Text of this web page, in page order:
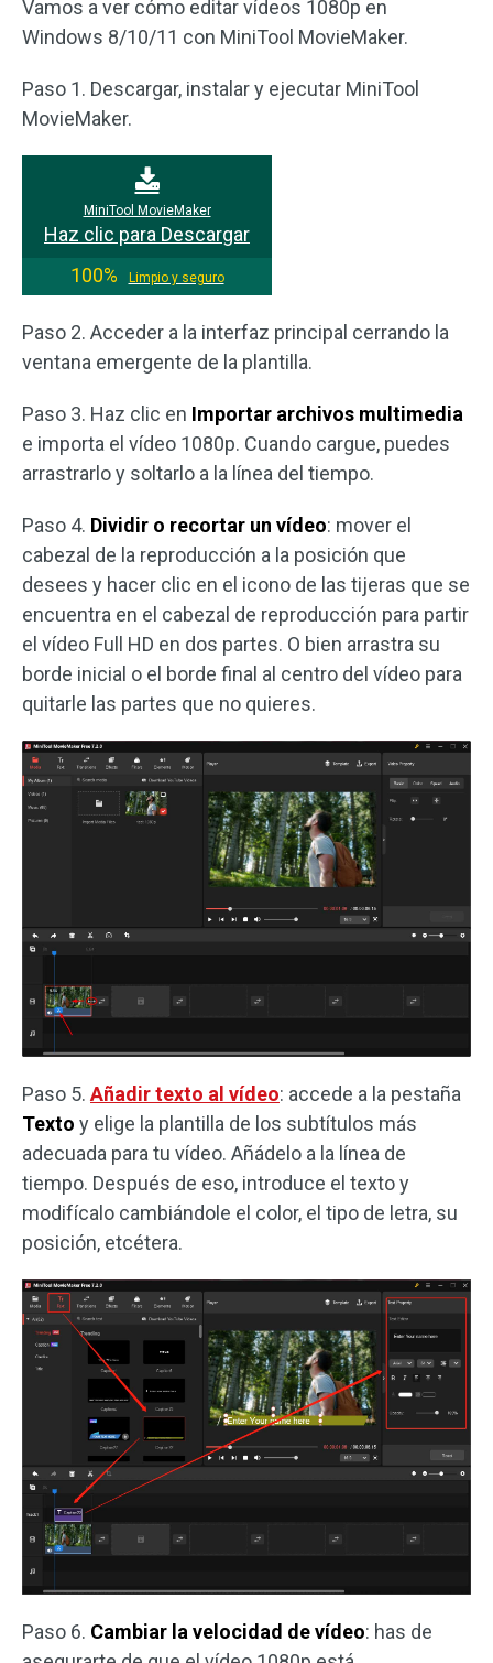
Vamos a ver cómo editar vídeos 1080p en
Windows 8/10/11 con MiniTool MovieMaker.
Paso 1. Descargar, instalar y ejecutar MiniTool
MovieMaker.
MiniTool MovieMaker
Haz clic para Descargar
100%
Limpio y seguro
Paso 2. Acceder a la interfaz principal cerrando la
ventana emergente de la plantilla.
Paso 3. Haz clic en Importar archivos multimedia
e importa el vídeo 1080p. Cuando cargue, puedes
arrastrarlo y soltarlo a la línea del tiempo.
Paso 4. Dividir o recortar un vídeo: mover el
cabezal de la reproducción a la posición que
desees y hacer clic en el icono de las tijeras que se
encuentra en el cabezal de reproducción para partir
el vídeo Full HD en dos partes. O bien arrastra su
borde inicial o el borde final al centro del vídeo para
quitarle las partes que no quieres.
Paso 5. Añadir texto al vídeo: accede a la pestaña
Texto y elige la plantilla de los subtítulos más
adecuada para tu vídeo. Añádelo a la línea de
tiempo. Después de eso, introduce el texto y
modifícalo cambiándole el color, el tipo de letra, su
posición, etcétera.
Paso 6. Cambiar la velocidad de vídeo: has de